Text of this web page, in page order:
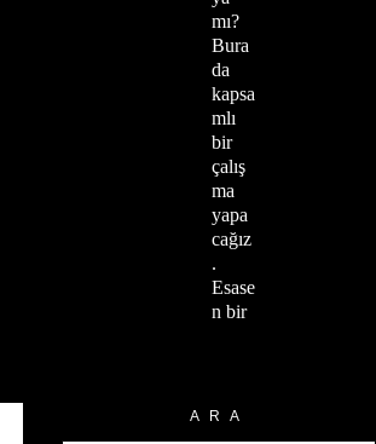
mı?
Bura
da
kapsa
mlı
bir
çalış
ma
yapa
cağız
.
Esase
n bir
ARA